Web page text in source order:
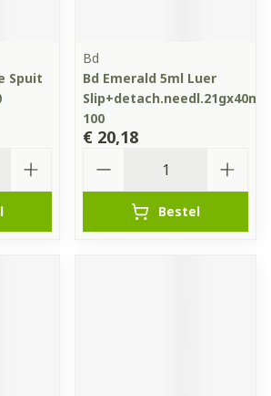
Spuit
Bd
Bd Emerald 5ml Luer
100
€ 20,18
Bestel